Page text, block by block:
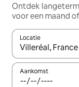
Ontdek
voor een maand
Locatie
Wanneer er
Aankomst